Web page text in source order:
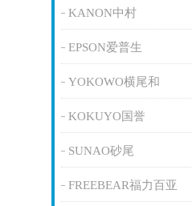
KANON中村
EPSON爱普生
YOKOWO横尾和
KOKUYO国誉
SUNAO砂尾
FREEBEAR福力百亚